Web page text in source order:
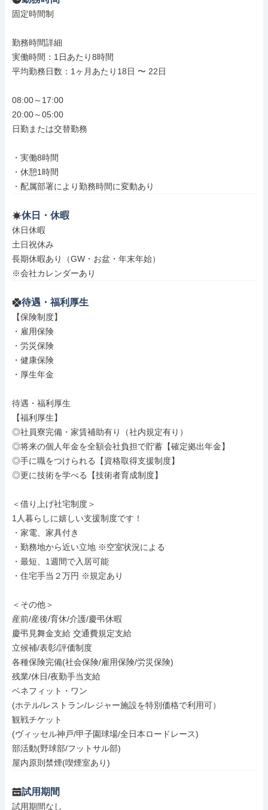
固定時間制
勤務時間詳細
実働時間：1日あたり8時間
平均勤務日数：1ヶ月あたり18日 〜 22日
08:00～17:00
20:00～05:00
日勤または交替勤務
・実働8時間
・休憩1時間
・配属部署により勤務時間に変動あり
休日・休暇
休日休暇
土日祝休み
長期休暇あり（GW・お盆・年末年始）
※会社カレンダーあり
待遇・福利厚生
【保険制度】
・雇用保険
・労災保険
・健康保険
・厚生年金
待遇・福利厚生
【福利厚生】
◎社員寮完備・家賃補助有り（社内規定有り）
◎将来の個人年金を全額会社負担で貯蓄【確定拠出年金】
◎手に職をつけられる【資格取得支援制度】
◎更に技術を学べる【技術者育成制度】
＜借り上げ社宅制度＞
1人暮らしに嬉しい支援制度です！
・家電、家具付き
・勤務地から近い立地 ※空室状況による
・最短、1週間で入居可能
・住宅手当２万円 ※規定あり
＜その他＞
産前/産後/育休/介護/慶弔休暇
慶弔見舞金支給 交通費規定支給
立候補/表彰/評価制度
各種保険完備(社会保険/雇用保険/労災保険)
残業/休日/夜勤手当支給
ベネフィット・ワン
(ホテル/レストラン/レジャー施設を特別価格で利用可）
観戦チケット
(ヴィッセル神戸/甲子園球場/全日本ロードレース)
部活動(野球部/フットサル部)
屋内原則禁煙(喫煙室あり)
試用期間
試用期間なし